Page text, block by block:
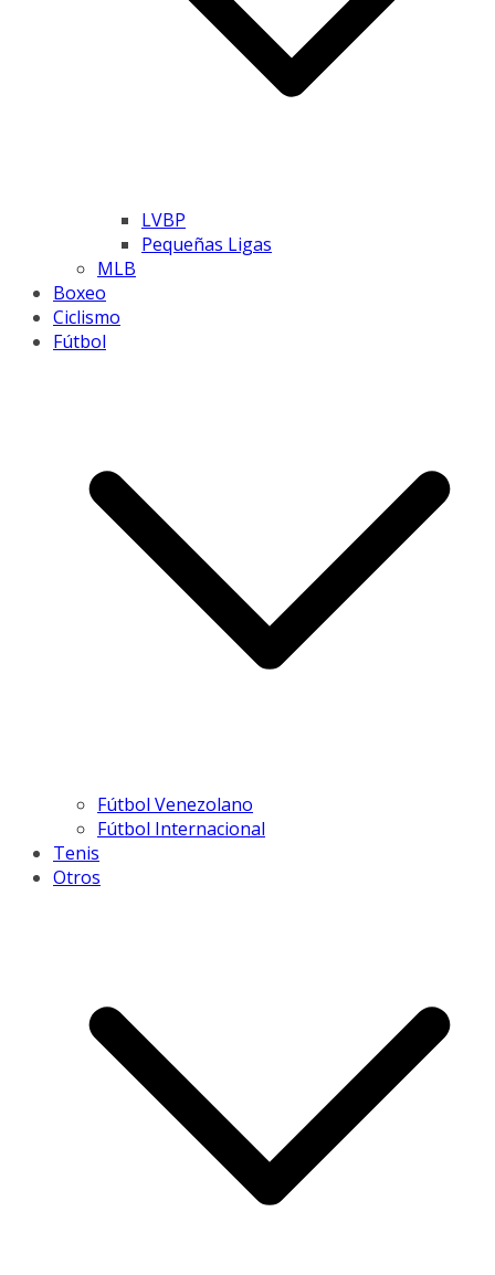
LVBP
Pequeñas Ligas
MLB
Boxeo
Ciclismo
Fútbol
Fútbol Venezolano
Fútbol Internacional
Tenis
Otros